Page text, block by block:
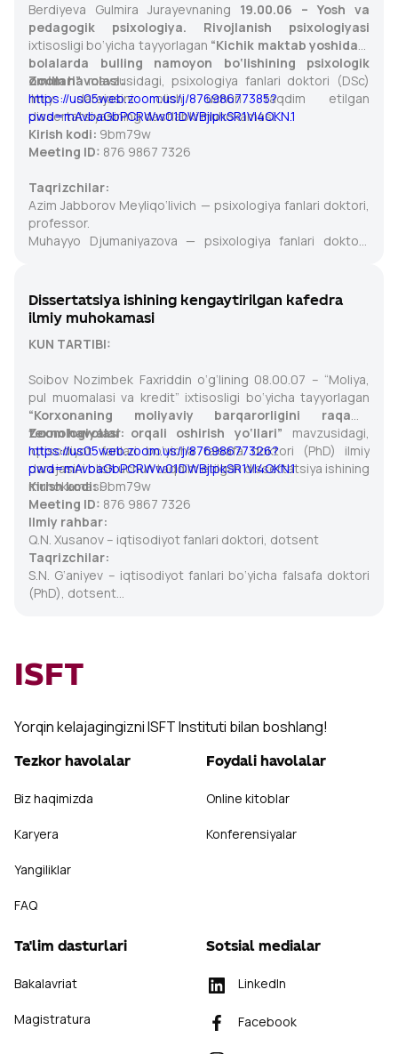
Berdiyeva Gulmira Jurayevnaning 19.00.06 – Yosh va
pedagogik psixologiya. Rivojlanish psixologiyasi
ixtisosligi bo‘yicha tayyorlagan “Kichik maktab yoshidagi
bolalarda bulling namoyon bo‘lishining psixologik
omillari”mavzusidagi, psixologiya fanlari doktori (DSc)
ilmiy darajasini olish uchun taqdim etilgan
dissertatsiyasining dastlabki muhokamasi.
Zoom havolasi:
https://us05web.zoom.us/j/87698677385?
pwd=mAvbaGbPCRWw01DWBjIpkSR1VI4OKN.1
Kirish kodi: 9bm79w
Meeting ID: 876 9867 7326
Taqrizchilar:
Azim Jabborov Meyliqo‘livich — psixologiya fanlari doktori,
professor.
Muhayyo Djumaniyazova — psixologiya fanlari doktori,
fanlari doktori, professor.
Dissertatsiya ishining kengaytirilgan kafedra
ilmiy muhokamasi
KUN TARTIBI:
Soibov Nozimbek Faxriddin o‘g‘lining 08.00.07 – “Moliya,
pul muomalasi va kredit” ixtisosligi bo‘yicha tayyorlagan
“Korxonaning moliyaviy barqarorligini raqamli
texnologiyalar orqali oshirish yo‘llari” mavzusidagi,
iqtisodiyot fanlari bo‘yicha falsafa doktori (PhD) ilmiy
darajasini olish uchun taqdim etilgan dissertatsiya ishining
muhokamasi.
Zoom havolasi:
https://us05web.zoom.us/j/87698677326?
pwd=mAvbaGbPCRWw01DWBjIpkSR1VI4OKN.1
Kirish kodi:9bm79w
Meeting ID: 876 9867 7326
Ilmiy rahbar:
Q.N. Xusanov – iqtisodiyot fanlari doktori, dotsent
Taqrizchilar:
S.N. G‘aniyev – iqtisodiyot fanlari bo‘yicha falsafa doktori
(PhD), dotsent
ISFT
Yorqin kelajagingizni ISFT Instituti bilan boshlang!
Tezkor havolalar
Biz haqimizda
Karyera
Yangiliklar
FAQ
Foydali havolalar
Online kitoblar
Konferensiyalar
Ta'lim dasturlari
Bakalavriat
Magistratura
Sotsial medialar
LinkedIn
Facebook